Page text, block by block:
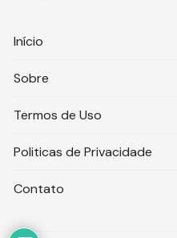
Início
Sobre
Termos de Uso
Politicas de Privacidade
Contato